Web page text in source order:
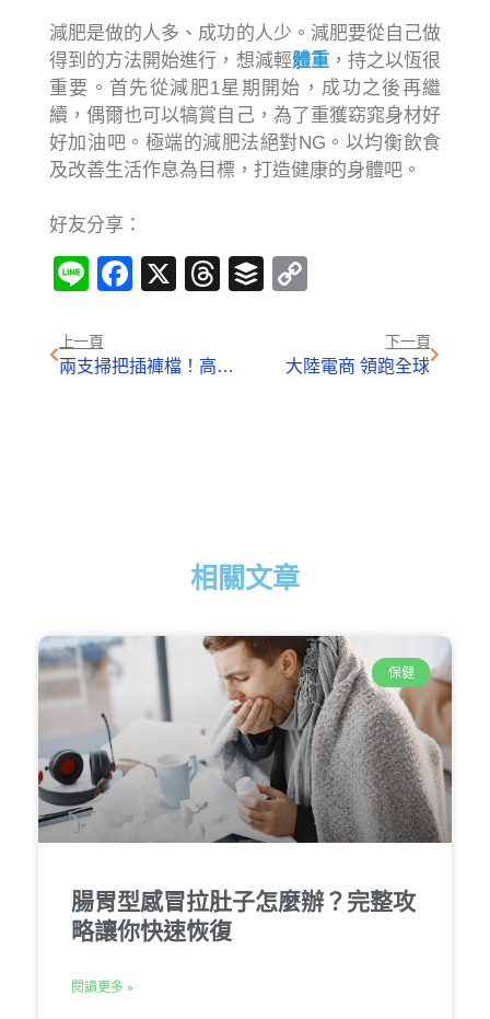
減肥是做的人多、成功的人少。減肥要從自己做
得到的方法開始進行，想減輕體重，持之以恆很
重要。首先從減肥1星期開始，成功之後再繼
續，偶爾也可以犒賞自己，為了重獲窈窕身材好
好加油吧。極端的減肥法絕對NG。以均衡飲食
及改善生活作息為目標，打造健康的身體吧。
好友分享：
LineFacebook
X Threads
Buffer
上一頁
兩支掃把插褲檔！高中男自製虛華秀服 氣勢不輸時裝週
下一頁
大陸電商 領跑全球
相關文章
保健
腸胃型感冒拉肚子怎麼辦？完整攻
略讓你快速恢復
閱讀更多 »